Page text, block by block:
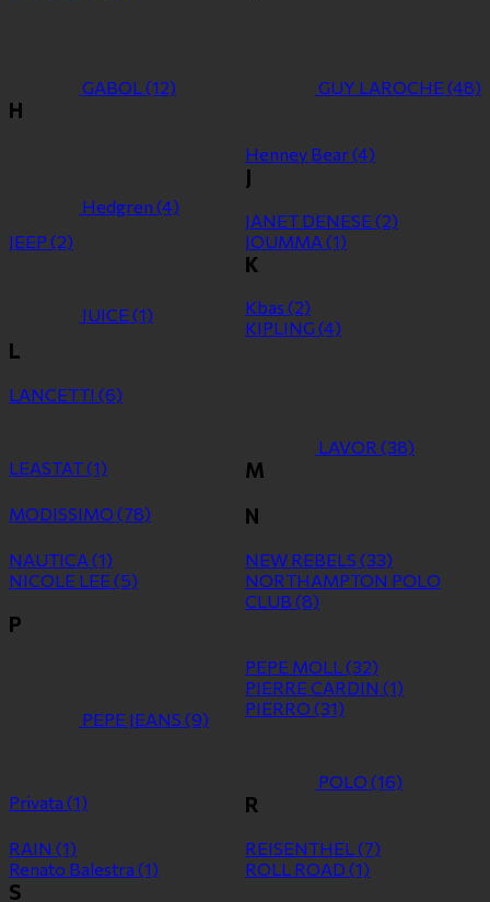
GABOL(12) GUY LAROCHE (48)
H
Hedgren (4)
Henney Bear(4)
J
JANET DENESE (2)
JEEP (2) JOUMMA (1)
JUICE (1)
K
Kbas (2)
KIPLING (4)
L
LANCETTI (6)
LAVOR (38)
LEASTAT(1) M
MODISSIMO (78) N
NAUTICA (1) NEW REBELS (33)
NICOLE LEE (5)
NORTHAMPTON POLO
CLUB (8)
P
PEPE JEANS (9)
PEPE MOLL(32)
PIERRE CARDIN (1)
PIERRO (31)
POLO (16)
Privata (1) R
RAIN (1) REISENTHEL(7)
Renato Balestra (1) ROLL ROAD (1)
S